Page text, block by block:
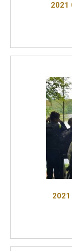
2021
2021